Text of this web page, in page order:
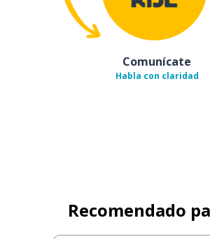
Comunícate
Habla con claridad
Recomendado